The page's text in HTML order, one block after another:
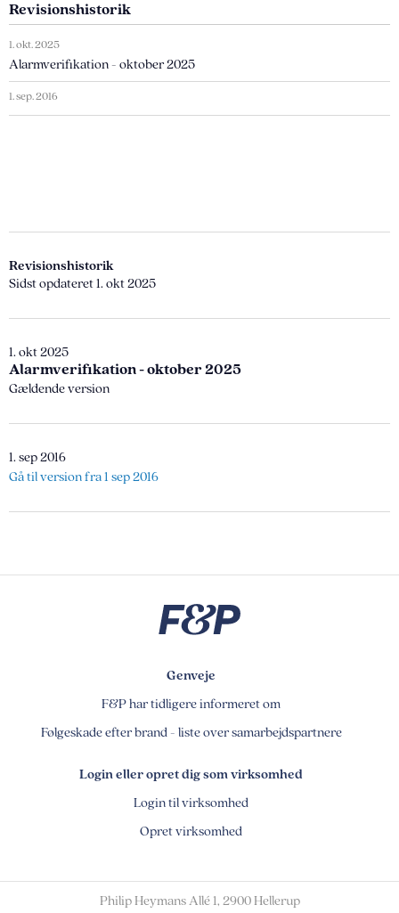
Revisionshistorik
1. okt. 2025
Alarmverifikation - oktober 2025
1. sep. 2016
Revisionshistorik
Sidst opdateret 1. okt 2025
1. okt 2025
Alarmverifikation - oktober 2025
Gældende version
1. sep 2016
Gå til version fra 1 sep 2016
Genveje
F&P har tidligere informeret om
Følgeskade efter brand - liste over samarbejdspartnere
Login eller opret dig som virksomhed
Login til virksomhed
Opret virksomhed
Philip Heymans Allé 1, 2900 Hellerup